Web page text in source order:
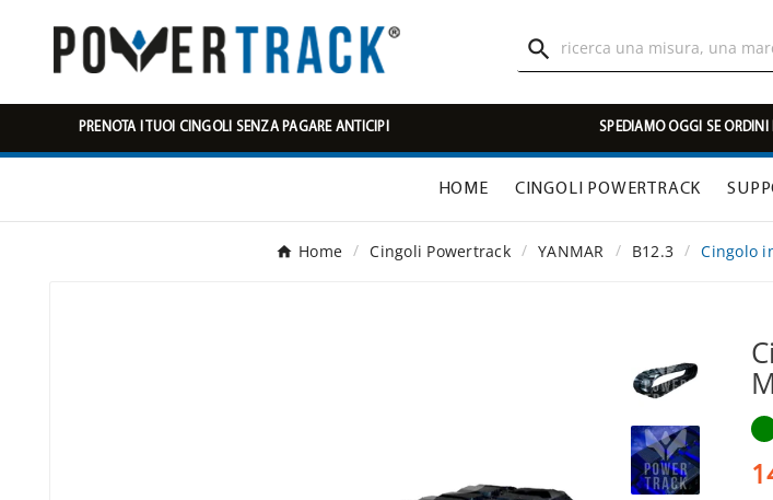

PRENOTA I TUOI CINGOLI SENZA PAGARE ANTICIPI SPEDIAMO OGGI SE
HOME CINGOLI POWERTRACK
Home Cingoli Powertrack YANMAR B12.3 Cingolo